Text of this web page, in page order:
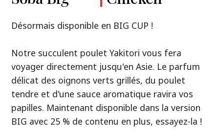
Trois univers de saveurs, un seul objectif : le
vrai ramen de niveau restaurant – sans le
restaurant.
Avec Nissin Ramen Premium, découvrez le
plaisir du ramen japonais comme jamais
Désormais disponible en BIG CUP !
Notre succulent poulet Yakitori vous fera
voyager directement jusqu'en Asie. Le parfum
délicat des oignons verts grillés, du poulet
tendre et d'une sauce aromatique ravira vos
papilles. Maintenant disponible dans la version
BIG avec 25 % de contenu en plus, essayez-la !
Notre recommandation: découvrez le goût de
Ramen !
Une soupe ramen qui, comme la cuisine
thaïlandaise elle-même, est synonyme
d'équilibre parfait et d'harmonie gustative.
La saveur de poulet caramélisé combinée aux